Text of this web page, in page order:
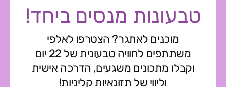
טבעונות מנסים ביחד!
מוכנים לאתגר? הצטרפו לאלפי
משתתפים לחוויה טבעונית של 22 יום
וקבלו מתכונים משגעים, הדרכה אישית
וליווי של תזונאיות קליניות!